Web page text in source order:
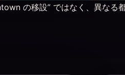
の移設” ではなく、異なる都